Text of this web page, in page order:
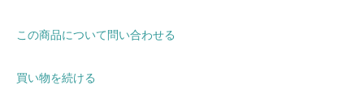
この商品について問い合わせる
買い物を続ける